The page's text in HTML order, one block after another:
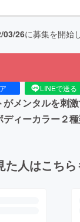
03/26に募集を開始
LINEで送る
メンタルを刺
ィーカラー２種
た人はこち